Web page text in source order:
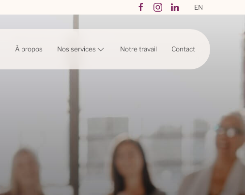
EN
À propos Nos services Notre travail Contact